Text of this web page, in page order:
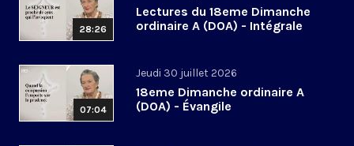
28:26
Lectures du 18eme Dimanche
ordinaire A (DOA) - Intégrale
07:04
Jeudi 30 juillet 2026
18eme Dimanche ordinaire A
(DOA) - Évangile